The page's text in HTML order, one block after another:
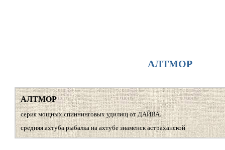
АЛТМОР
АЛТМОР
серия мощных спиннинговых удилищ от ДАЙВА.
средняя ахтуба рыбалка на ахтубе знаменск астраханской